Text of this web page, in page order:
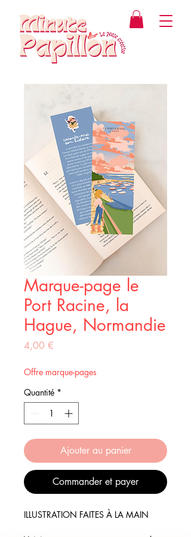
Marque-page le
Port Racine, la
Hague, Normandie
4,00 €
Offre marque-pages
Quantité *
Ajouter au panier
Commander et payer
ILLUSTRATION FAITES À LA MAIN